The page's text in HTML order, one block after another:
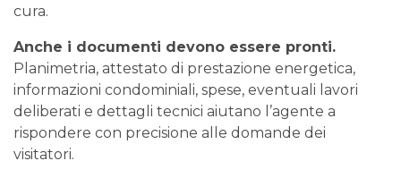
cura.
Anche i documenti devono essere pronti.
Planimetria, attestato di prestazione energetica,
informazioni condominiali, spese, eventuali lavori
deliberati e dettagli tecnici aiutano l’agente a
rispondere con precisione alle domande dei
visitatori.